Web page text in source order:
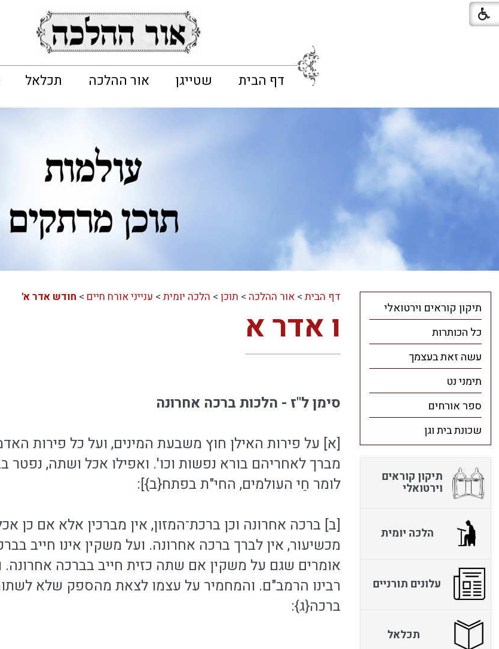
דף הבית שטייגן אור ההלכה תכלאל
דף הבית> אור ההלכה > תוכן> הלכה יומית> ענייני אורח חיים > חודש אדר א'
ו אדר א
סימן ל"ז - הלכות ברכה אחרונה
[א] על פירות האילן חוץ משבעת המינים, ועל כל פירות
מברך לאחריהם בורא נפשות וכו'. ואפילו אכל ושתה,
לומר חַי העולמים, החי"ת בפתח{ב}]:
[ב] ברכה אחרונה וכן ברכת־המזון, אין מברכין אלא אם כן
מכשיעור, אין לברך ברכה אחרונה. ועל משקין אינו חייב
אומרים שגם על משקין אם שתה כזית חייב בברכה
רבינו הרמב"ם. והמחמיר על עצמו לצאת מהספק שלא
ברכה{ג}:
תיקון קוראים וירטואלי
כל הכותרות
עשה זאת בעצמך
תימני נט
ספר אורחים
שכונת בית וגן
תיקון קוראים
וירטואלי
הלכה יומית
עלונים תורניים
תכלאל